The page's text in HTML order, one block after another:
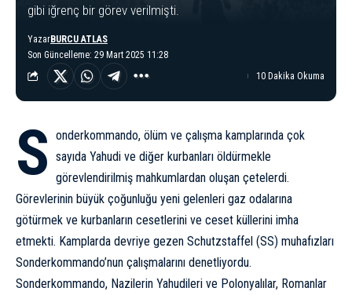
gibi iğrenç bir görev verilmişti.
Son Güncelleme: 29 Mart 2025 11:28
YazarBURCU ATLAS
10 Dakika Okuma
S onderkommando, ölüm ve çalışma kamplarında çok
sayıda Yahudi ve diğer kurbanları öldürmekle
görevlendirilmiş mahkumlardan oluşan çetelerdi.
Görevlerinin büyük çoğunluğu yeni gelenleri gaz odalarına
götürmek ve kurbanların cesetlerini ve ceset küllerini imha
etmekti. Kamplarda devriye gezen Schutzstaffel (SS) muhafızları
Sonderkommando’nun çalışmalarını denetliyordu.
Sonderkommando, Nazilerin Yahudileri ve Polonyalılar, Romanlar